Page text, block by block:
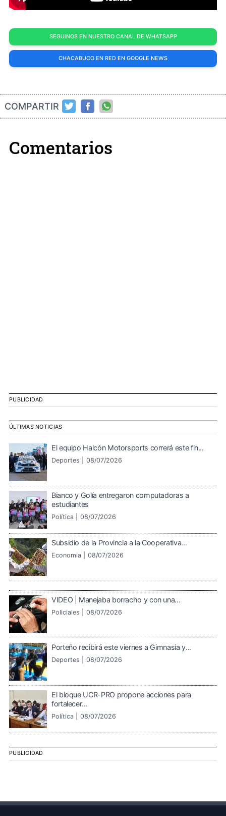
SEGUINOS EN NUESTRO CANAL DE WHATSAPP
CHACABUCO EN RED EN GOOGLE NEWS
COMPARTIR
Comentarios
PUBLICIDAD
ÚLTIMAS NOTICIAS
El equipo Halcón Motorsports correrá este fin...
Deportes | 08/07/2026
Bianco y Golía entregaron computadoras a
estudiantes
Política | 08/07/2026
Subsidio de la Provincia a la Cooperativa...
Economia | 08/07/2026
VIDEO | Manejaba borracho y con una...
Policiales | 08/07/2026
Porteño recibirá este viernes a Gimnasia y...
Deportes | 08/07/2026
El bloque UCR-PRO propone acciones para
fortalecer...
Política | 08/07/2026
PUBLICIDAD